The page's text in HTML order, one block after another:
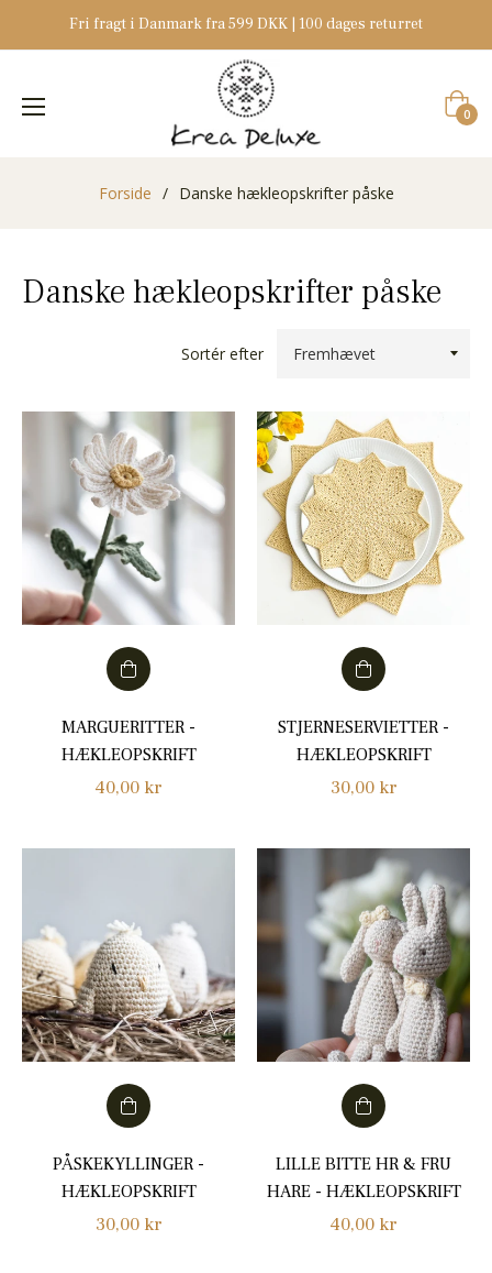
Fri fragt i Danmark fra 599 DKK | 100 dages returret
0
Forside / Danske hækleopskrifter påske
Danske hækleopskrifter påske
Sortér efter
MARGUERITTER -
HÆKLEOPSKRIFT
Normalpris
40,00 kr
STJERNESERVIETTER -
HÆKLEOPSKRIFT
Normalpris
30,00 kr
PÅSKEKYLLINGER -
HÆKLEOPSKRIFT
Normalpris
30,00 kr
LILLE BITTE HR & FRU
HARE - HÆKLEOPSKRIFT
Normalpris
40,00 kr